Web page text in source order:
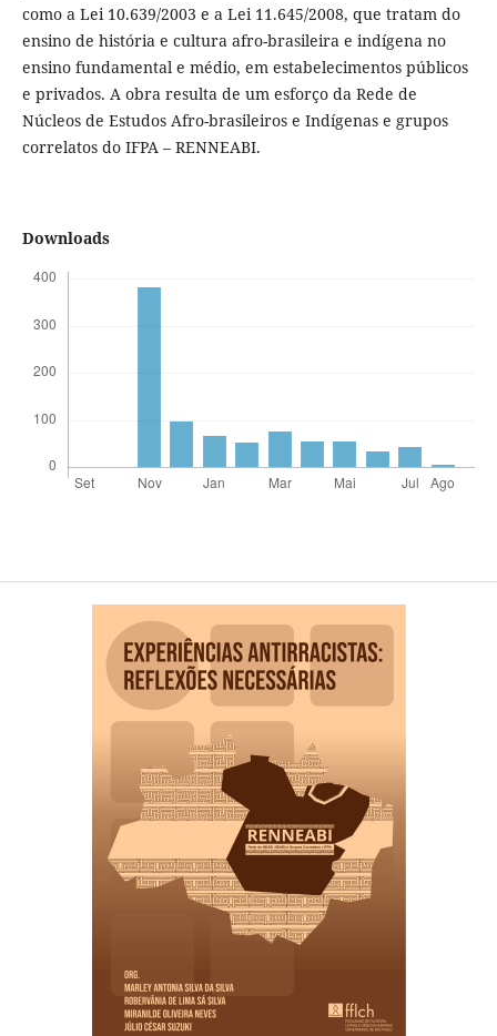
como a Lei 10.639/2003 e a Lei 11.645/2008, que tratam do
ensino de história e cultura afro-brasileira e indígena no
ensino fundamental e médio, em estabelecimentos públicos
e privados. A obra resulta de um esforço da Rede de
Núcleos de Estudos Afro-brasileiros e Indígenas e grupos
correlatos do IFPA – RENNEABI.
Downloads